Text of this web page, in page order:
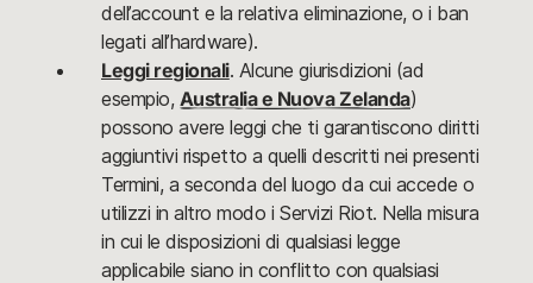
dell’account e la relativa eliminazione, o i ban
legati all’hardware).
Leggi regionali. Alcune giurisdizioni (ad
esempio, Australia e Nuova Zelanda)
possono avere leggi che ti garantiscono diritti
aggiuntivi rispetto a quelli descritti nei presenti
Termini, a seconda del luogo da cui accede o
utilizzi in altro modo i Servizi Riot. Nella misura
in cui le disposizioni di qualsiasi legge
applicabile siano in conflitto con qualsiasi